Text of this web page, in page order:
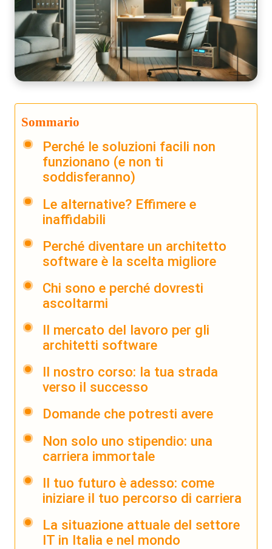
Sommario
Perché le soluzioni facili non
funzionano (e non ti
soddisferanno)
Le alternative? Effimere e
inaffidabili
Perché diventare un architetto
software è la scelta migliore
Chi sono e perché dovresti
ascoltarmi
Il mercato del lavoro per gli
architetti software
Il nostro corso: la tua strada
verso il successo
Domande che potresti avere
Non solo uno stipendio: una
carriera immortale
Il tuo futuro è adesso: come
iniziare il tuo percorso di carriera
La situazione attuale del settore
IT in Italia e nel mondo